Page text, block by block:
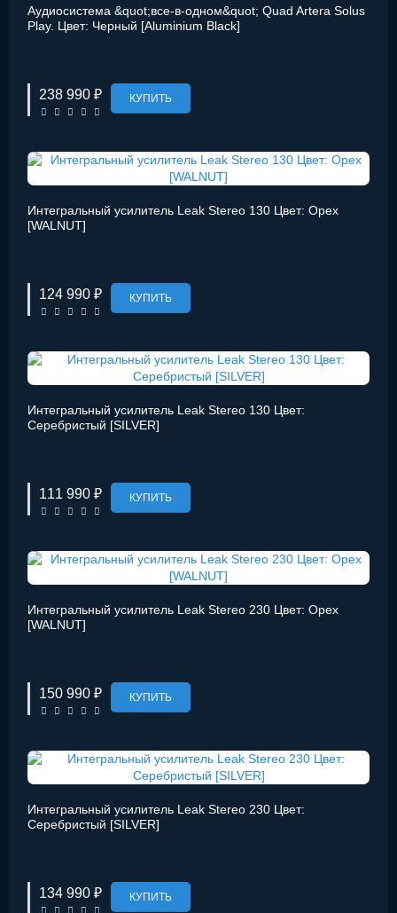
Аудиосистема &quot;все-в-одном&quot; Quad Artera Solus
Play. Цвет: Черный [Aluminium Black]
238 990 ₽ КУПИТЬ
Интегральный усилитель Leak Stereo 130 Цвет: Орех
[WALNUT]
124 990 ₽ КУПИТЬ
Интегральный усилитель Leak Stereo 130 Цвет:
Серебристый [SILVER]
111 990 ₽ КУПИТЬ
Интегральный усилитель Leak Stereo 230 Цвет: Орех
[WALNUT]
150 990 ₽ КУПИТЬ
Интегральный усилитель Leak Stereo 230 Цвет:
Серебристый [SILVER]
134 990 ₽ КУПИТЬ